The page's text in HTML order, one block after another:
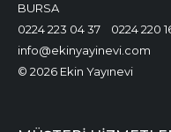
BURSA
0224 223 04 37
0224 220
info@ekinyayinevi.com
© 2026 Ekin Yayınevi